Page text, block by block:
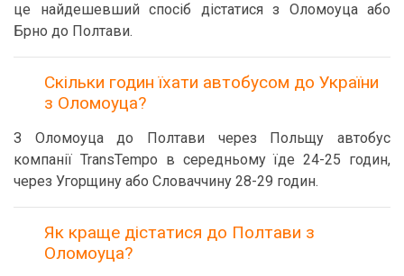
це найдешевший спосіб дістатися з Оломоуца або
Брно до Полтави.
Скільки годин їхати автобусом до України
з Оломоуца?
З Оломоуца до Полтави через Польщу автобус
компанії TransTempo в середньому їде 24-25 годин,
через Угорщину або Словаччину 28-29 годин.
Як краще дістатися до Полтави з
Оломоуца?